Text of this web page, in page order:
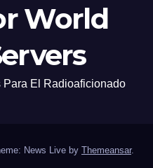
World
El Radioaficionado
News Live by Themeansar.